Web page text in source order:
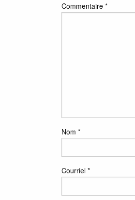
Commentaire *
Nom *
Courriel *